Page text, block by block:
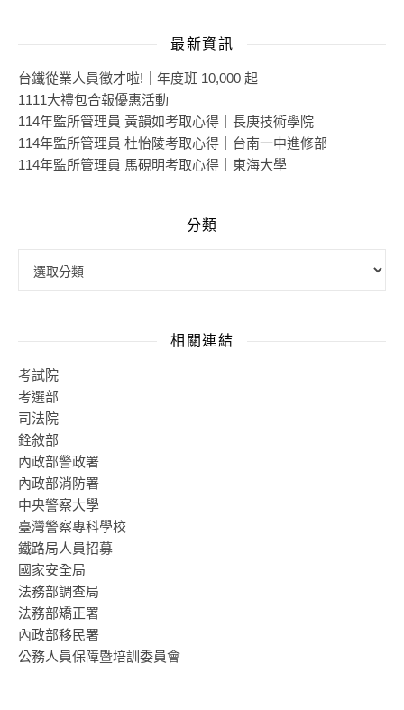
最新資訊
台鐵從業人員徵才啦!｜年度班 10,000 起
1111大禮包合報優惠活動
114年監所管理員 黃韻如考取心得｜長庚技術學院
114年監所管理員 杜怡陵考取心得｜台南一中進修部
114年監所管理員 馬硯明考取心得｜東海大學
分類
相關連結
考試院
考選部
司法院
銓敘部
內政部警政署
內政部消防署
中央警察大學
臺灣警察專科學校
鐵路局人員招募
國家安全局
法務部調查局
法務部矯正署
內政部移民署
公務人員保障暨培訓委員會